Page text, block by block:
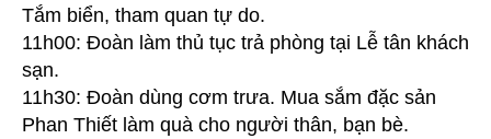
Tắm biển, tham quan tự do.
11h00: Đoàn làm thủ tục trả phòng tại Lễ tân khách
sạn.
11h30: Đoàn dùng cơm trưa. Mua sắm đặc sản
Phan Thiết làm quà cho người thân, bạn bè.